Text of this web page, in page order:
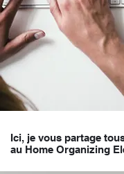
Ici, je vous partage
au Home Organizing